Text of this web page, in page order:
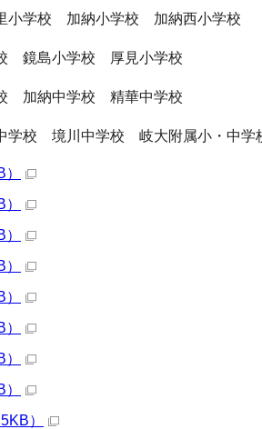
学校 加納小学校 加納西小学校
鏡島小学校 厚見小学校
加納中学校 精華中学校
校 境川中学校 岐大附属小・中学
）